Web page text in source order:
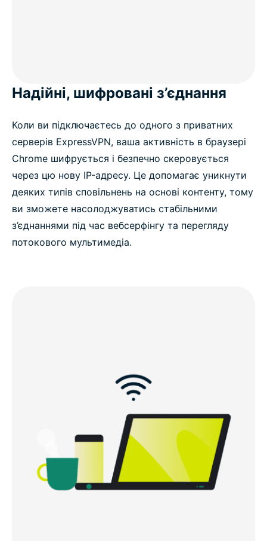
Надійні, шифровані з’єднання
Коли ви підключаєтесь до одного з приватних
серверів ExpressVPN, ваша активність в браузері
Chrome шифрується і безпечно скеровується
через цю нову IP-адресу. Це допомагає уникнути
деяких типів сповільнень на основі контенту, тому
ви зможете насолоджуватись стабільними
з’єднаннями під час вебсерфінгу та перегляду
потокового мультимедіа.